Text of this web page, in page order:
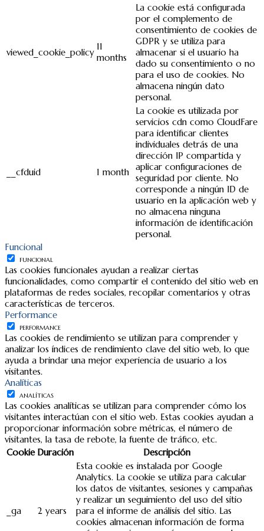
viewed_cookie_policy
11
months
La cookie está configurada
por el complemento de
consentimiento de cookies de
GDPR y se utiliza para
almacenar si el usuario ha
dado su consentimiento o no
para el uso de cookies. No
almacena ningún dato
personal.
__cfduid 1 month
La cookie es utilizada por
servicios cdn como CloudFare
para identificar clientes
individuales detrás de una
dirección IP compartida y
aplicar configuraciones de
seguridad por cliente. No
corresponde a ningún ID de
usuario en la aplicación web y
no almacena ninguna
información de identificación
personal.
Funcional
FUNCIONAL
Las cookies funcionales ayudan a realizar ciertas
funcionalidades, como compartir el contenido del sitio web en
plataformas de redes sociales, recopilar comentarios y otras
características de terceros.
Performance
PERFORMANCE
Las cookies de rendimiento se utilizan para comprender y
analizar los índices de rendimiento clave del sitio web, lo que
ayuda a brindar una mejor experiencia de usuario a los
visitantes.
Analíticas
ANALÍTICAS
Las cookies analíticas se utilizan para comprender cómo los
visitantes interactúan con el sitio web. Estas cookies ayudan a
proporcionar información sobre métricas, el número de
visitantes, la tasa de rebote, la fuente de tráfico, etc.
Cookie Duración Descripción
_ga 2 years
Esta cookie es instalada por Google
Analytics. La cookie se utiliza para calcular
los datos de visitantes, sesiones y campañas
y realizar un seguimiento del uso del sitio
para el informe de análisis del sitio. Las
cookies almacenan información de forma